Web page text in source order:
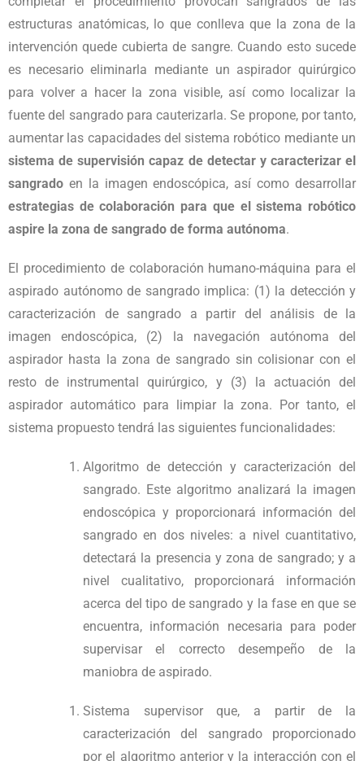
estructuras anatómicas, lo que conlleva que la zona de la
intervención quede cubierta de sangre. Cuando esto sucede
es necesario eliminarla mediante un aspirador quirúrgico
para volver a hacer la zona visible, así como localizar la
fuente del sangrado para cauterizarla. Se propone, por tanto,
aumentar las capacidades del sistema robótico mediante un
sistema de supervisión capaz de detectar y caracterizar el
sangrado en la imagen endoscópica, así como desarrollar
estrategias de colaboración para que el sistema robótico
aspire la zona de sangrado de forma autónoma.
El procedimiento de colaboración humano-máquina para el
aspirado autónomo de sangrado implica: (1) la detección y
caracterización de sangrado a partir del análisis de la
imagen endoscópica, (2) la navegación autónoma del
aspirador hasta la zona de sangrado sin colisionar con el
resto de instrumental quirúrgico, y (3) la actuación del
aspirador automático para limpiar la zona. Por tanto, el
sistema propuesto tendrá las siguientes funcionalidades:
Algoritmo de detección y caracterización del
sangrado. Este algoritmo analizará la imagen
endoscópica y proporcionará información del
sangrado en dos niveles: a nivel cuantitativo,
detectará la presencia y zona de sangrado; y a
nivel cualitativo, proporcionará información
acerca del tipo de sangrado y la fase en que se
encuentra, información necesaria para poder
supervisar el correcto desempeño de la
maniobra de aspirado.
Sistema supervisor que, a partir de la
caracterización del sangrado proporcionado
por el algoritmo anterior y la interacción con el